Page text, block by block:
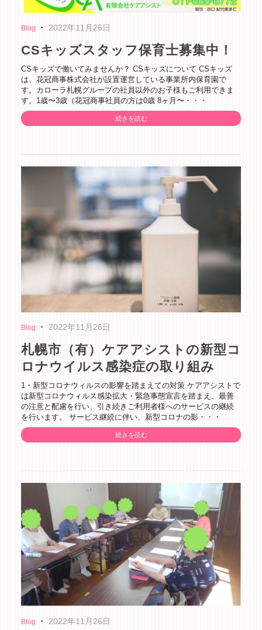
Blog ・ 2022年11月26日
CSキッズスタッフ保育士募集中！
CSキッズで働いてみませんか？ CSキッズについて CSキッズ
は、花冠商事株式会社が設置運営している事業所内保育園で
す。カローラ札幌グループの社員以外のお子様もご利用できま
す。1歳〜3歳（花冠商事社員の方は0歳 8ヶ月〜・・・
続きを読む
Blog ・ 2022年11月26日
札幌市（有）ケアアシストの新型コ
ロナウイルス感染症の取り組み
1・新型コロナウィルスの影響を踏まえての対策 ケアアシストで
は新型コロナウィルス感染拡大・緊急事態宣言を踏まえ、最善
の注意と配慮を行い、引き続きご利用者様へのサービスの継続
を行います。 サービス継続に伴い、新型コロナの影・・・
続きを読む
Blog ・ 2022年11月26日